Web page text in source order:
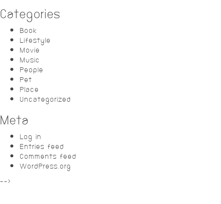
Categories
Book
Lifestyle
Movie
Music
People
Pet
Place
Uncategorized
Meta
Log in
Entries feed
Comments feed
WordPress.org
-->